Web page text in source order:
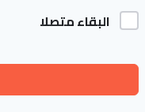
البقاء متصلا